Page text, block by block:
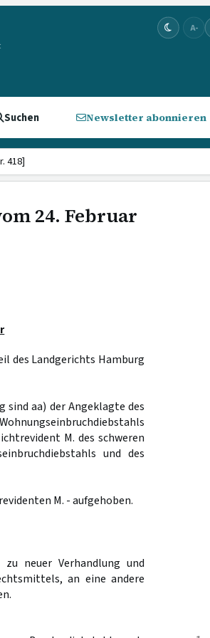
A-
Suchen Newsletter abonnieren
418]
24. Februar
des Landgerichts Hamburg
sind aa) der Angeklagte des
M. des schweren
und des
M. - aufgehoben.
neuer Verhandlung und
an eine andere